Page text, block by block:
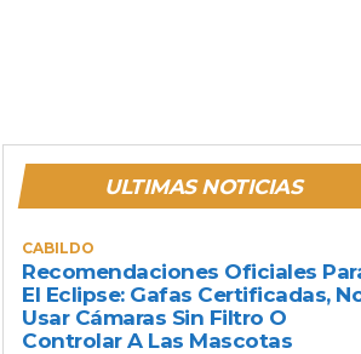
ULTIMAS NOTICIAS
CABILDO
Recomendaciones Oficiales
El Eclipse: Gafas Certificadas,
Usar Cámaras Sin Filtro O
Controlar A Las Mascotas